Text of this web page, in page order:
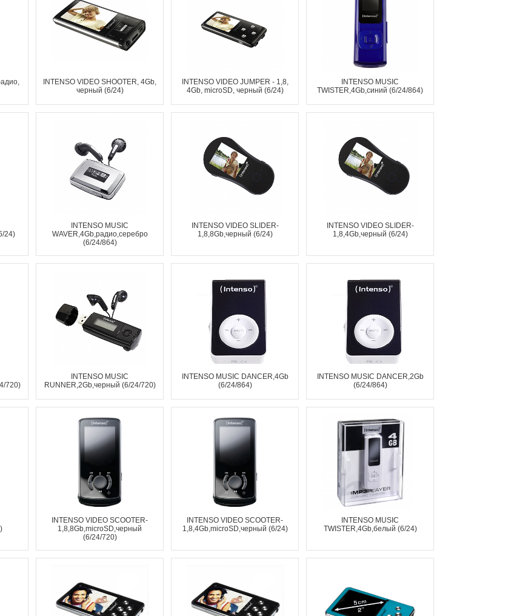
INTENSO VIDEO SHOOTER, 4Gb,
черный (6/24)
INTENSO VIDEO JUMPER - 1,8,
4Gb, microSD, черный (6/24)
INTENSO MUSIC
TWISTER,4Gb,синий (6/24/864)
24)
INTENSO MUSIC
WAVER,4Gb,радио,серебро
(6/24/864)
INTENSO VIDEO SLIDER-
1,8,8Gb,черный (6/24)
INTENSO VIDEO SLIDER-
1,8,4Gb,черный (6/24)
720)
INTENSO MUSIC
RUNNER,2Gb,черный (6/24/720)
INTENSO MUSIC DANCER,4Gb
(6/24/864)
INTENSO MUSIC DANCER,2Gb
(6/24/864)
INTENSO VIDEO SCOOTER-
1,8,8Gb,microSD,черный
(6/24/720)
INTENSO VIDEO SCOOTER-
1,8,4Gb,microSD,черный (6/24)
INTENSO MUSIC
TWISTER,4Gb,белый (6/24)